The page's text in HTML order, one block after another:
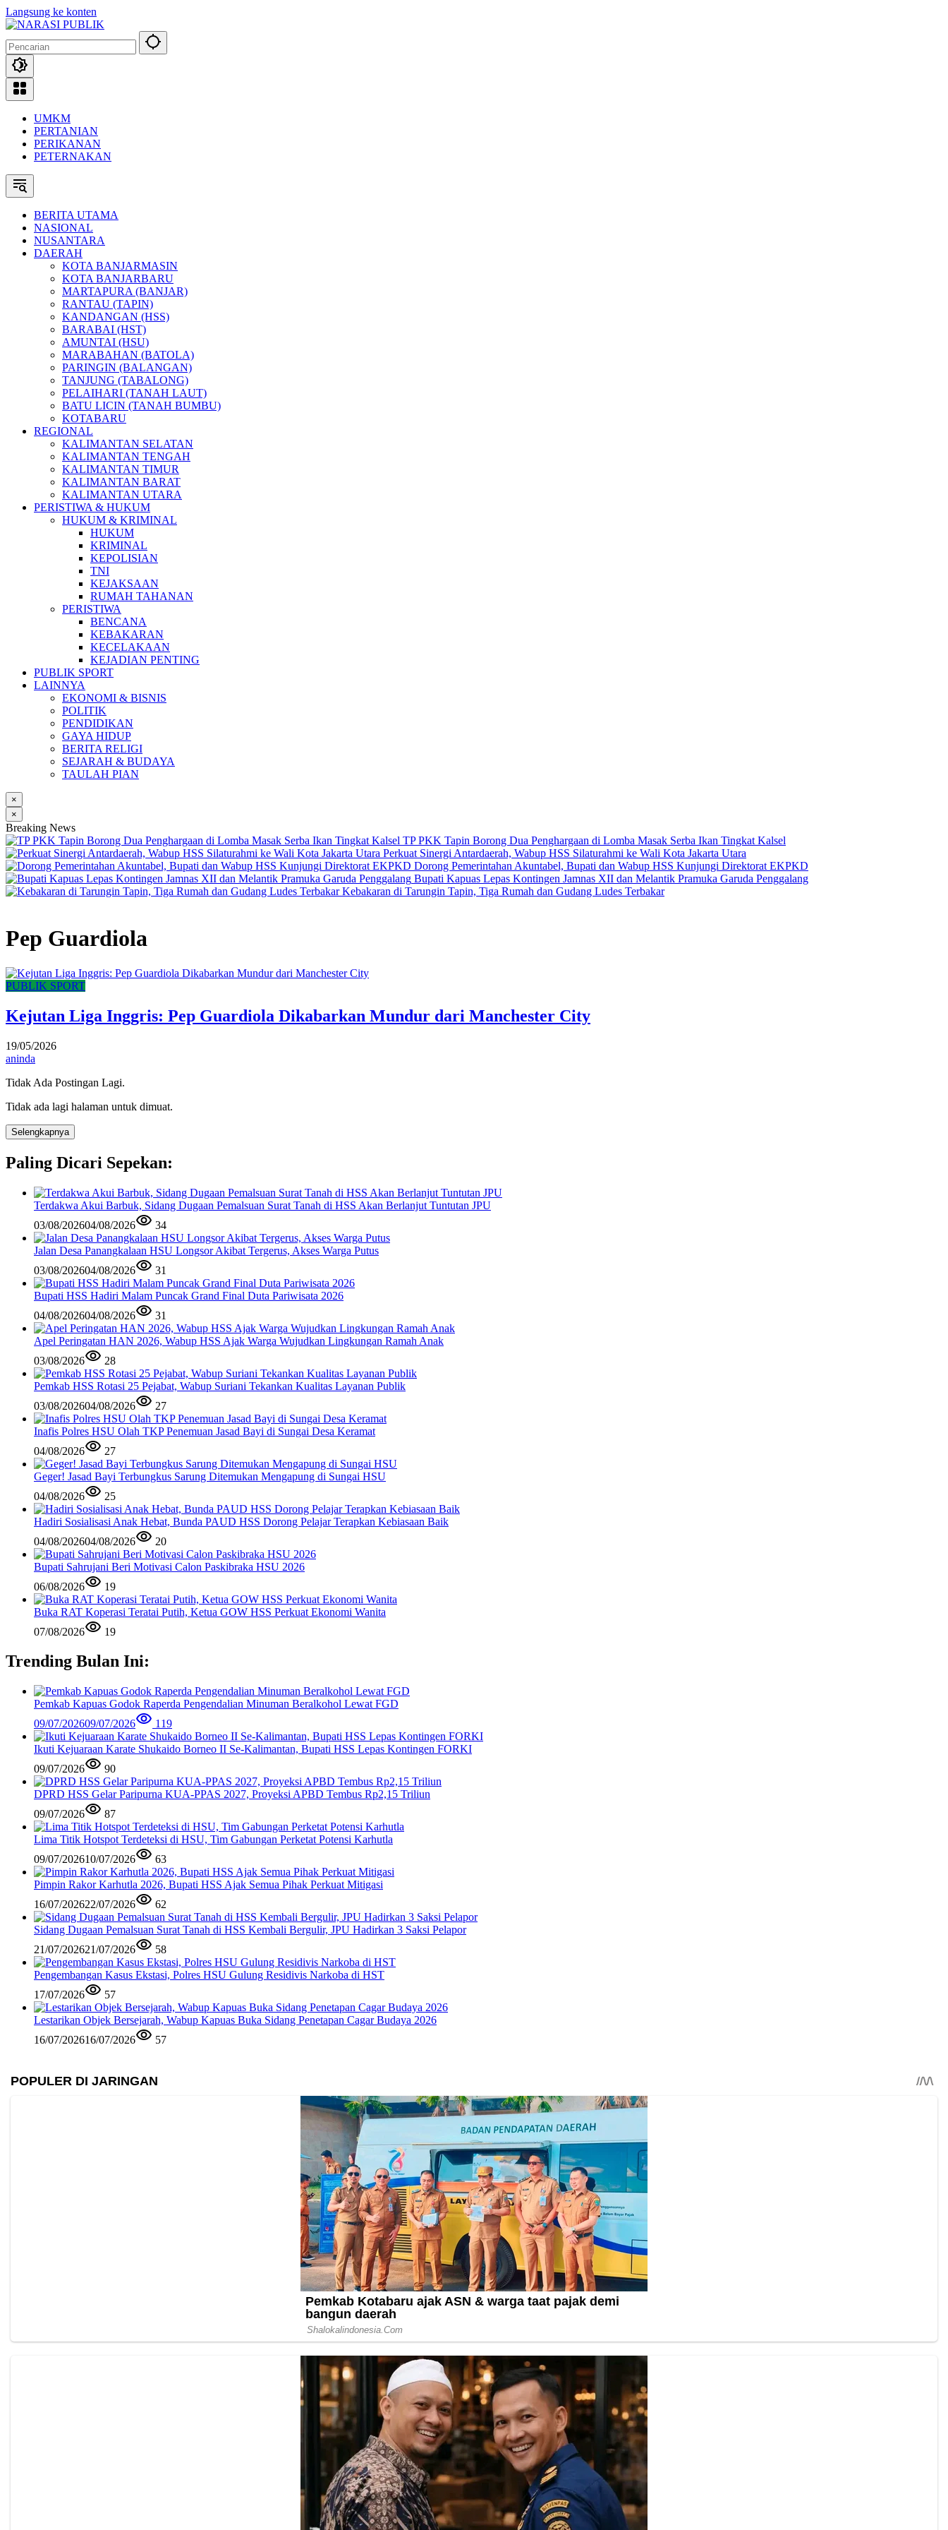
Langsung ke konten
UMKM
PERTANIAN
PERIKANAN
PETERNAKAN
BERITA UTAMA
NASIONAL
NUSANTARA
DAERAH
KOTA BANJARMASIN
KOTA BANJARBARU
MARTAPURA (BANJAR)
RANTAU (TAPIN)
KANDANGAN (HSS)
BARABAI (HST)
AMUNTAI (HSU)
MARABAHAN (BATOLA)
PARINGIN (BALANGAN)
TANJUNG (TABALONG)
PELAIHARI (TANAH LAUT)
BATU LICIN (TANAH BUMBU)
KOTABARU
REGIONAL
KALIMANTAN SELATAN
KALIMANTAN TENGAH
KALIMANTAN TIMUR
KALIMANTAN BARAT
KALIMANTAN UTARA
PERISTIWA & HUKUM
HUKUM & KRIMINAL
HUKUM
KRIMINAL
KEPOLISIAN
TNI
KEJAKSAAN
RUMAH TAHANAN
PERISTIWA
BENCANA
KEBAKARAN
KECELAKAAN
KEJADIAN PENTING
PUBLIK SPORT
LAINNYA
EKONOMI & BISNIS
POLITIK
PENDIDIKAN
GAYA HIDUP
BERITA RELIGI
SEJARAH & BUDAYA
TAULAH PIAN
×
×
Breaking News
TP PKK Tapin Borong Dua Penghargaan di Lomba Masak Serba Ikan Tingkat Kalsel
Perkuat Sinergi Antardaerah, Wabup HSS Silaturahmi ke Wali Kota Jakarta Utara
Dorong Pemerintahan Akuntabel, Bupati dan Wabup HSS Kunjungi Direktorat EKPKD
Bupati Kapuas Lepas Kontingen Jamnas XII dan Melantik Pramuka Garuda Penggalang
Kebakaran di Tarungin Tapin, Tiga Rumah dan Gudang Ludes Terbakar
Pep Guardiola
PUBLIK SPORT
Kejutan Liga Inggris: Pep Guardiola Dikabarkan Mundur dari Manchester City
19/05/2026
aninda
Tidak Ada Postingan Lagi.
Tidak ada lagi halaman untuk dimuat.
Selengkapnya
Paling Dicari Sepekan:
Terdakwa Akui Barbuk, Sidang Dugaan Pemalsuan Surat Tanah di HSS Akan Berlanjut Tuntutan JPU
03/08/202604/08/2026 34
Jalan Desa Panangkalaan HSU Longsor Akibat Tergerus, Akses Warga Putus
03/08/202604/08/2026 31
Bupati HSS Hadiri Malam Puncak Grand Final Duta Pariwisata 2026
04/08/202604/08/2026 31
Apel Peringatan HAN 2026, Wabup HSS Ajak Warga Wujudkan Lingkungan Ramah Anak
03/08/2026
28
Pemkab HSS Rotasi 25 Pejabat, Wabup Suriani Tekankan Kualitas Layanan Publik
03/08/202604/08/2026 27
Inafis Polres HSU Olah TKP Penemuan Jasad Bayi di Sungai Desa Keramat
04/08/2026
27
Geger! Jasad Bayi Terbungkus Sarung Ditemukan Mengapung di Sungai HSU
04/08/2026
25
Hadiri Sosialisasi Anak Hebat, Bunda PAUD HSS Dorong Pelajar Terapkan Kebiasaan Baik
04/08/202604/08/2026 20
Bupati Sahrujani Beri Motivasi Calon Paskibraka HSU 2026
06/08/2026
19
Buka RAT Koperasi Teratai Putih, Ketua GOW HSS Perkuat Ekonomi Wanita
07/08/2026
19
Trending Bulan Ini:
Pemkab Kapuas Godok Raperda Pengendalian Minuman Beralkohol Lewat FGD
09/07/202609/07/2026 119
Ikuti Kejuaraan Karate Shukaido Borneo II Se-Kalimantan, Bupati HSS Lepas Kontingen FORKI
09/07/2026
90
DPRD HSS Gelar Paripurna KUA-PPAS 2027, Proyeksi APBD Tembus Rp2,15 Triliun
09/07/2026
87
Lima Titik Hotspot Terdeteksi di HSU, Tim Gabungan Perketat Potensi Karhutla
09/07/202610/07/2026 63
Pimpin Rakor Karhutla 2026, Bupati HSS Ajak Semua Pihak Perkuat Mitigasi
16/07/202622/07/2026 62
Sidang Dugaan Pemalsuan Surat Tanah di HSS Kembali Bergulir, JPU Hadirkan 3 Saksi Pelapor
21/07/202621/07/2026 58
Pengembangan Kasus Ekstasi, Polres HSU Gulung Residivis Narkoba di HST
17/07/2026
57
Lestarikan Objek Bersejarah, Wabup Kapuas Buka Sidang Penetapan Cagar Budaya 2026
16/07/202616/07/2026 57